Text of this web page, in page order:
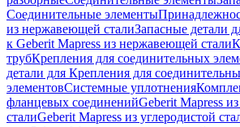
Соединительные элементы
из нержавеющей сталиЗапасные детали
к Geberit Mapress из нержавеющей стали
трубКрепления для соединительных
детали для Крепления для
элементовСистемные уплотнения
фланцевых соединенийGeberit Mapress
сталиGeberit Mapress из углеродистой